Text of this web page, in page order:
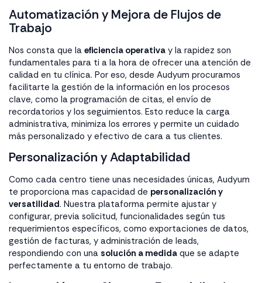
Automatización y Mejora de Flujos de
Trabajo
Nos consta que la eficiencia operativa y la rapidez son
fundamentales para ti a la hora de ofrecer una atención de
calidad en tu clínica. Por eso, desde Audyum procuramos
facilitarte la gestión de la información en los procesos
clave, como la programación de citas, el envío de
recordatorios y los seguimientos. Esto reduce la carga
administrativa, minimiza los errores y permite un cuidado
más personalizado y efectivo de cara a tus clientes.
Personalización y Adaptabilidad
Como cada centro tiene unas necesidades únicas, Audyum
te proporciona mas capacidad de personalización y
versatilidad. Nuestra plataforma permite ajustar y
configurar, previa solicitud, funcionalidades según tus
requerimientos específicos, como exportaciones de datos,
gestión de facturas, y administración de leads,
respondiendo con una solución a medida que se adapte
perfectamente a tu entorno de trabajo.